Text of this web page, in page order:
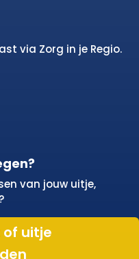
via Zorg in je Regio.
van jouw uitje,
of uitje